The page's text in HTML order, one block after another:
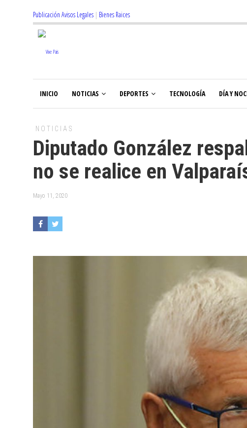
Publicación Avisos Legales | Bienes Raices
INICIO NOTICIAS DEPORTES TECNOLOGÍA DÍA Y
NOTICIAS
Diputado González
no se realice en
Mayo 11, 2020